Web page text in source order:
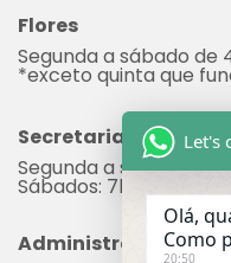
Flores
Segunda a sábado de
*exceto quinta que
Secretaria
Segunda a sexta: 7h às
Sábados: 7h às 12h
Administração
Let's
Olá,
Como
20:50